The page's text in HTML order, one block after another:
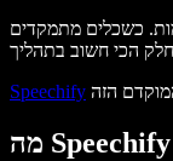
כשכלים מתמקדים
Speechify